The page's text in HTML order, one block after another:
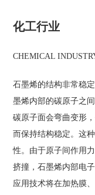
化工行业
CHEMICAL
石墨烯的结构非常稳
墨烯内部的碳原子之
碳原子面会弯曲变形
而保持结构稳定。这
性。由于原子间作用
挤撞，石墨烯内部电
应用技术将在加热膜